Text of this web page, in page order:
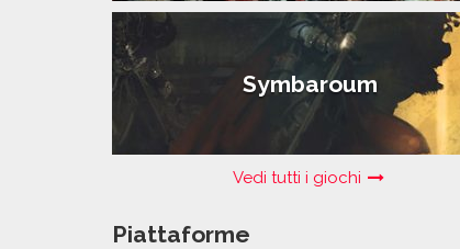
Symbaroum
Vedi tutti i giochi
Piattaforme